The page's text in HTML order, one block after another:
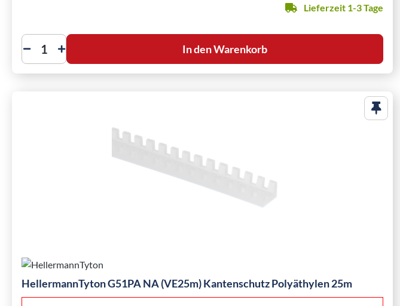
Lieferzeit 1-3 Tage
In den Warenkorb
HellermannTyton G51PA NA (VE25m) Kantenschutz Polyäthylen 25m